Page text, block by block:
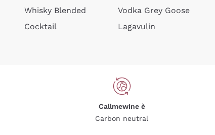
Whisky Blended
Cocktail
Vodka Grey Goose
Lagavulin
Callmewine è
Carbon neutral